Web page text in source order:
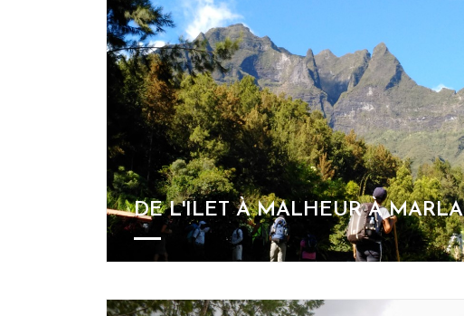
DE L'ILET À MALHEUR À MARLA